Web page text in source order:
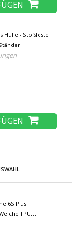
Hülle - Stoßfeste
6S Plus
TPU
Rosa